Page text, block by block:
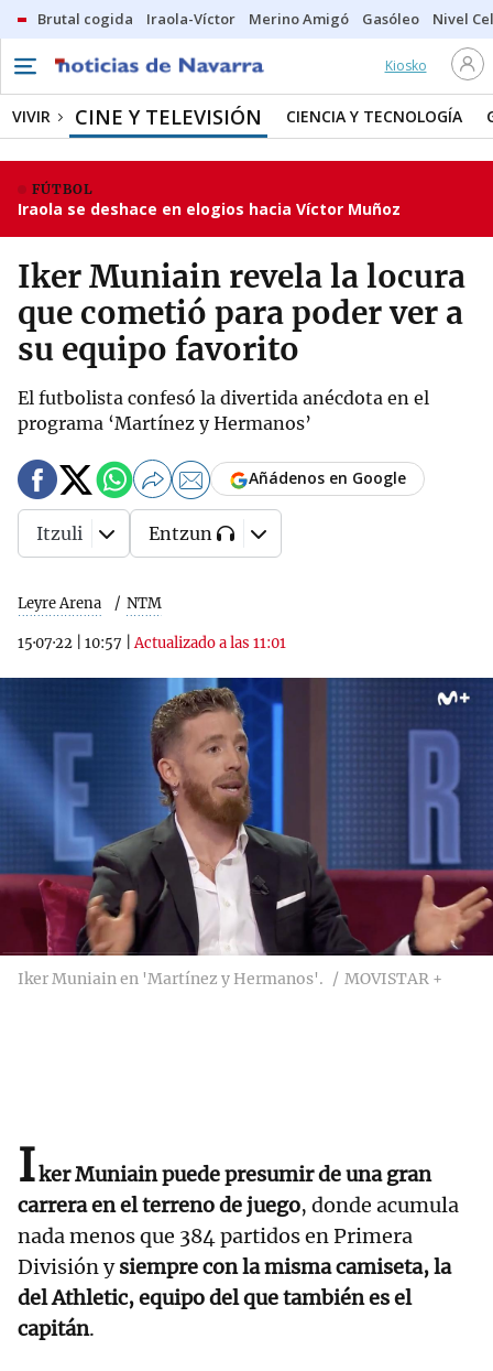
Brutal cogida Iraola-Víctor Merino Amigó Gasóleo Nivel
Kiosko
VIVIR CINE Y TELEVISIÓN CIENCIA Y TECNOLOGÍA
FÚTBOL
Iraola se deshace en elogios hacia Víctor Muñoz
Iker Muniain revela la locura
que cometió para poder ver a
su equipo favorito
El futbolista confesó la divertida anécdota en el
programa ‘Martínez y Hermanos’
Leyre Arena NTM
15·07·22 10:57 |Actualizado a las 11:01
Añádenos en Google
Itzuli Entzun
Iker Muniain en 'Martínez y Hermanos'. MOVISTAR +
Iker Muniainpuede presumir de una gran
carrera en el terreno de juego, donde acumula
nada menos que 384 partidos en Primera
División ysiempre con la misma camiseta, la
del Athletic, equipo del que también es el
capitán.